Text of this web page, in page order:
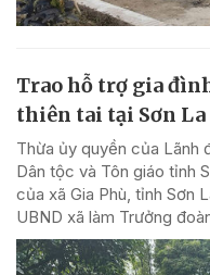
Trao hỗ trợ gia
thiên tai tại Sơn La
Thừa ủy quyền của Lãnh
Dân tộc và Tôn giáo tỉnh
của xã Gia Phù, tỉnh Sơn
UBND xã làm Trưởng